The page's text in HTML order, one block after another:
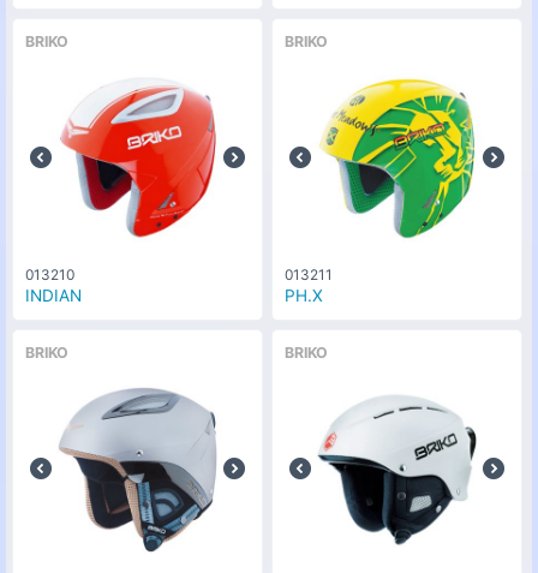
BRIKO
013210
INDIAN
BRIKO
013211
PH.X
BRIKO BRIKO